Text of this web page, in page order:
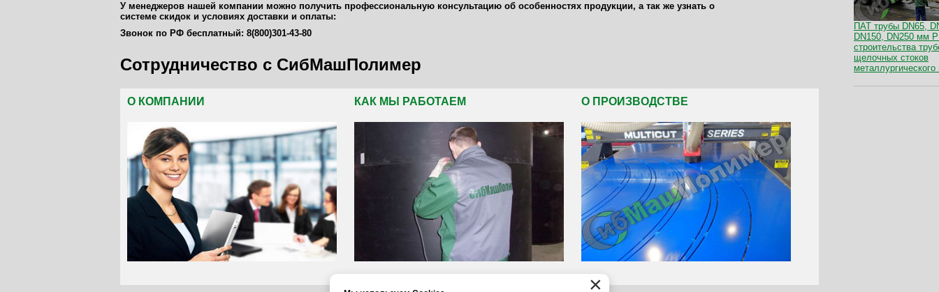
У менеджеров нашей компании можно получить профессиональную консультацию об особенностях продукции, а так же узнать о
системе скидок и условиях доставки и оплаты:
Звонок по РФ бесплатный: 8(800)301-43-80
ПАТ трубы DN65,
DN150, DN250 мм
строительства
щелочных стоков
Сотрудничество с СибМашПолимер
О КОМПАНИИ КАК МЫ РАБОТАЕМ О ПРОИЗВОДСТВЕ
×